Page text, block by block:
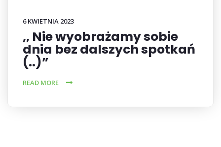
6 KWIETNIA 2023
,, Nie wyobrażamy sobie
dnia bez dalszych spotkań
(..)”
READ MORE